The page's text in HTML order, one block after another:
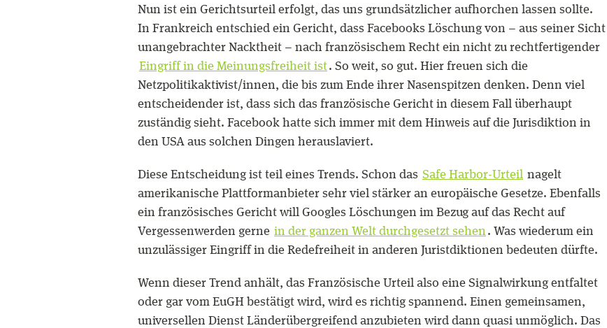
Nun ist ein Gerichtsurteil erfolgt, das uns grundsätzlicher aufhorchen lassen sollte.
In Frankreich entschied ein Gericht, dass Facebooks Löschung von – aus seiner Sicht
unangebrachter Nacktheit – nach französischem Recht ein nicht zu rechtfertigender
Eingriff in die Meinungsfreiheit ist. So weit, so gut. Hier freuen sich die
Netzpolitikaktivist/innen, die bis zum Ende ihrer Nasenspitzen denken. Denn viel
entscheidender ist, dass sich das französische Gericht in diesem Fall überhaupt
zuständig sieht. Facebook hatte sich immer mit dem Hinweis auf die Jurisdiktion in
den USA aus solchen Dingen herauslaviert.
Diese Entscheidung ist teil eines Trends. Schon das Safe Harbor-Urteil nagelt
amerikanische Plattformanbieter sehr viel stärker an europäische Gesetze. Ebenfalls
ein französisches Gericht will Googles Löschungen im Bezug auf das Recht auf
Vergessenwerden gerne in der ganzen Welt durchgesetzt sehen . Was wiederum ein
unzulässiger Eingriff in die Redefreiheit in anderen Juristdiktionen bedeuten dürfte.
Wenn dieser Trend anhält, das Französische Urteil also eine Signalwirkung entfaltet
oder gar vom EuGH bestätigt wird, wird es richtig spannend. Einen gemeinsamen,
universellen Dienst Länderübergreifend anzubieten wird dann quasi unmöglich. Das